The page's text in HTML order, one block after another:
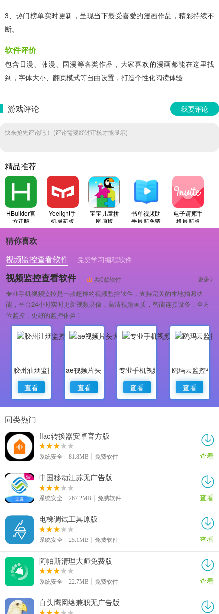
3、热门榜单实时更新，呈现当下最受喜爱的漫画作品，精彩持续不
断。
软件评价
包含日漫、韩漫、国漫等各类作品，大家喜欢的漫画都能在这里找
到，字体大小、翻页模式等自由设置，打造个性化阅读体验
游戏评论 我要评论
快来抢先评论吧！ (评论需要经过审核才能显示)
精品推荐
HBuilder官
方正版
Yeelight手
机最新版
宝宝儿童拼
图原版
书单视频助
手最新免费
版
电子请柬手
机最新版
猜你喜欢
视频监控查看软件
免费学习编程软件
专业做婚礼策划的软件
视频监控查看软件 共0款软件 更多>
专业手机视频监控是一款超棒的视频监控软件，支持完美的本地拍照功
能，平台24小时实时更新视频录像，高清视频画质，智能连接设备，全方
位监控，更好的监控体验！
胶州油烟监控
查看
ae视频片头大师
查看
专业手机视频监控
查看
鸥玛云监控平
查看
同类热门
flac转换器安卓官方版
系统安全 81.8MB 免费软件 查看
中国移动江苏无广告版
系统安全 267.2MB 免费软件 查看
电梯调试工具原版
系统安全 25.1MB 免费软件 查看
阿帕斯清理大师免费版
系统安全 22.7MB 免费软件 查看
白头鹰网络兼职无广告版